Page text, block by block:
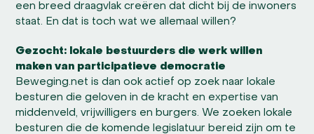
een breed draagvlak creëren dat dicht bij de inwoners
staat. En dat is toch wat we allemaal willen?
Gezocht: lokale bestuurders die werk willen
maken van participatieve democratie
Beweging.net is dan ook actief op zoek naar lokale
besturen die geloven in de kracht en expertise van
middenveld, vrijwilligers en burgers. We zoeken lokale
besturen die de komende legislatuur bereid zijn om te